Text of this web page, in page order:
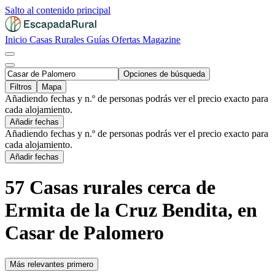
Salto al contenido principal
Inicio Casas Rurales Guías Ofertas Magazine
Opciones de búsqueda
Filtros
Mapa
Añadiendo fechas y n.º de personas podrás ver el precio exacto para
cada alojamiento.
Añadir fechas
Añadiendo fechas y n.º de personas podrás ver el precio exacto para
cada alojamiento.
Añadir fechas
57 Casas rurales cerca de
Ermita de la Cruz Bendita, en
Casar de Palomero
Más relevantes primero